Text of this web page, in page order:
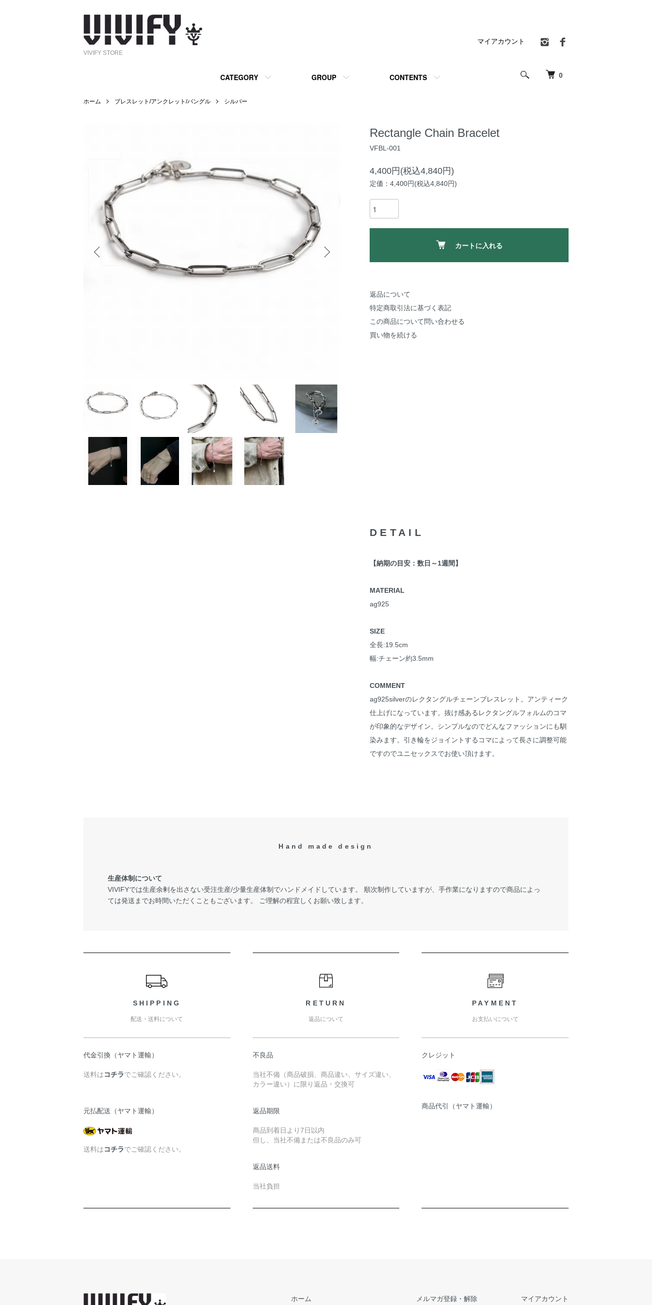
VIVIFY STORE
0
CATEGORY GROUP CONTENTS
マイアカウント
ホーム ブレスレット/アンクレット/バングル シルバー
Rectangle Chain Bracelet
VFBL-001
4,400円(税込4,840円)
定価：4,400円(税込4,840円)
カートに入れる
返品について
特定商取引法に基づく表記
この商品について問い合わせる
買い物を続ける
DETAIL
【納期の目安：数日～1週間】
MATERIAL
ag925
SIZE
全長:19.5cm
幅:チェーン約3.5mm
COMMENT
ag925silverのレクタングルチェーンブレスレット。アンティーク
仕上げになっています。抜け感あるレクタングルフォルムのコマ
が印象的なデザイン。シンプルなのでどんなファッションにも馴
染みます。引き輪をジョイントするコマによって長さに調整可能
ですのでユニセックスでお使い頂けます。
Hand made design
生産体制について
VIVIFYでは生産余剰を出さない受注生産/少量生産体制でハンドメイドしています。 順次制作していますが、手作業になりますので商品によっ
ては発送までお時間いただくこともございます。 ご理解の程宜しくお願い致します。
SHIPPING
配送・送料について
代金引換（ヤマト運輸）
送料はコチラでご確認ください。
元払配送（ヤマト運輸）
送料はコチラでご確認ください。
RETURN
返品について
不良品
当社不備（商品破損、商品違い、サイズ違い、
カラー違い）に限り返品・交換可
返品期限
商品到着日より7日以内
但し、当社不備または不良品のみ可
返品送料
当社負担
PAYMENT
お支払いについて
クレジット
商品代引（ヤマト運輸）
ホーム メルマガ登録・解除 マイアカウント